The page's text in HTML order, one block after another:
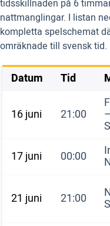
tidsskillnaden på 6
nattmanglingar. I listan
kompletta spelschemat
omräknade till svensk tid.
Datum Tid
16 juni 21:00 –
17 juni
00:00
21 juni 21:00